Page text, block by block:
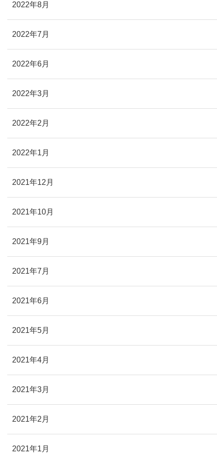
2022年8月
2022年7月
2022年6月
2022年3月
2022年2月
2022年1月
2021年12月
2021年10月
2021年9月
2021年7月
2021年6月
2021年5月
2021年4月
2021年3月
2021年2月
2021年1月